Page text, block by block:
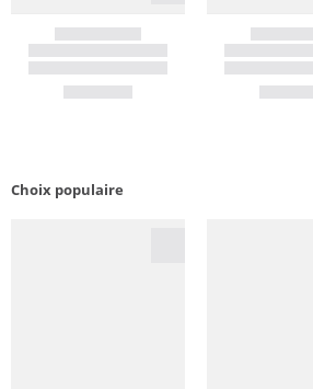
Choix populaire